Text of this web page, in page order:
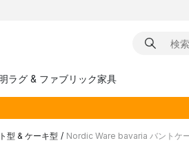
ラグ & ファブリック家具
型 & ケーキ型 / Nordic Ware bavaria バントケ